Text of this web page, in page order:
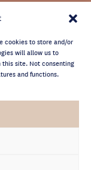
cookies to store and/or
will allow us to
this site. Not consenting
and functions.